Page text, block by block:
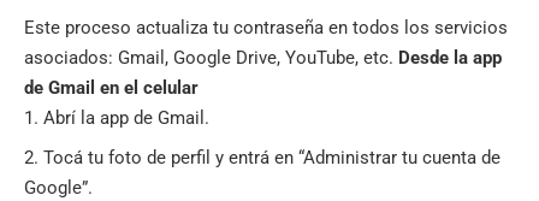
Este proceso actualiza tu contraseña en todos los servicios
asociados: Gmail, Google Drive, YouTube, etc. Desde la app
de Gmail en el celular
Abrí la app de Gmail.
Tocá tu foto de perfil y entrá en “Administrar tu cuenta de
Google”.